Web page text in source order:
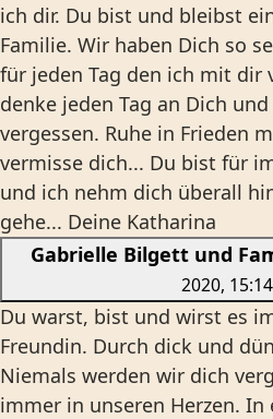
ich dir. Du bist und bleibst
Familie. Wir haben Dich so
für jeden Tag den ich mit dir
denke jeden Tag an Dich
vergessen. Ruhe in Frieden
vermisse dich... Du bist für
und ich nehm dich überall
gehe... Deine Katharina
Gabrielle Bilgett und
2020,
Du warst, bist und wirst es
Freundin. Durch dick und
Niemals werden wir dich
immer in unseren Herzen. In